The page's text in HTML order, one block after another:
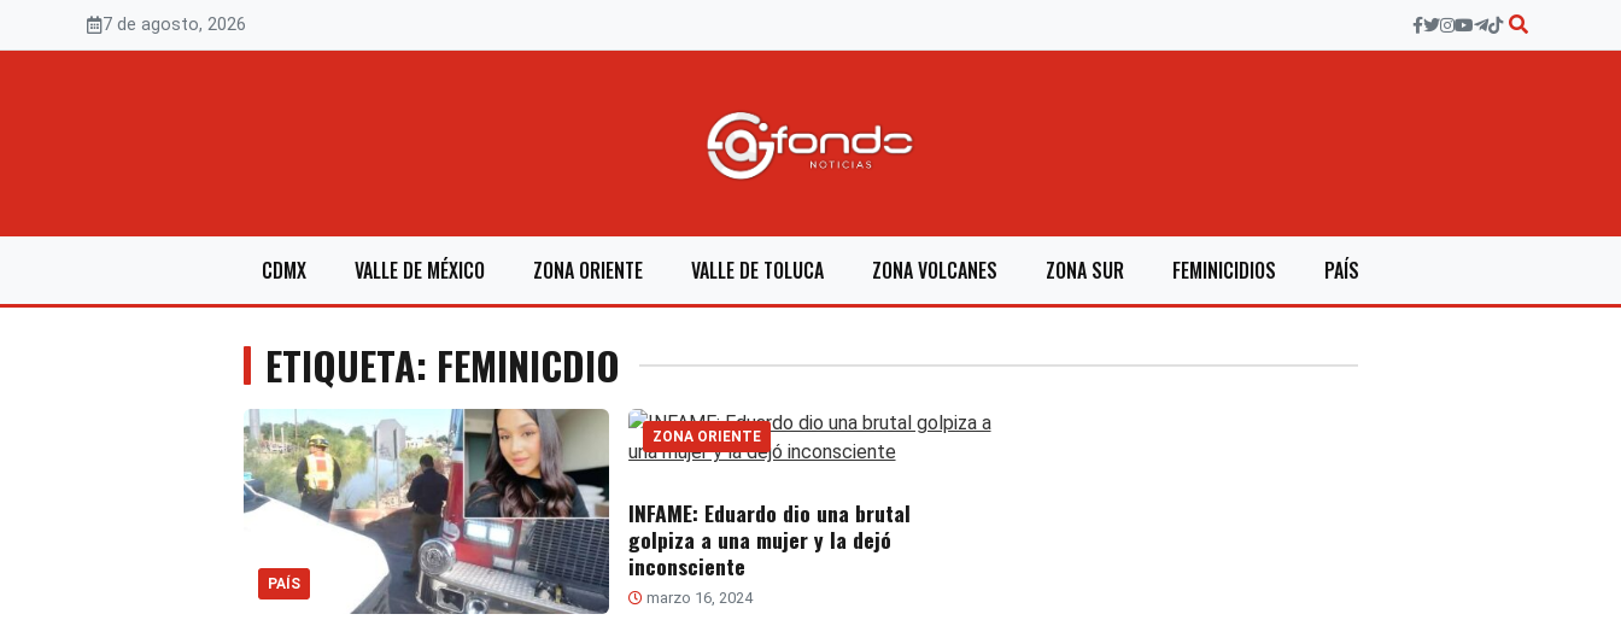
7 de agosto, 2026
CDMX VALLE DE MÉXICO ZONA ORIENTE VALLE DE TOLUCA ZONA VOLCANES ZONA SUR FEMINICIDIOS PAÍS
ETIQUETA: FEMINICDIO
PAÍS
ZONA ORIENTE
INFAME: Eduardo dio una brutal
golpiza a una mujer y la dejó
inconsciente
marzo 16, 2024